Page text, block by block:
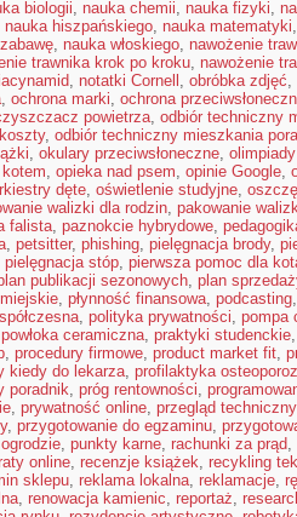
biologii, nauka chemii, nauka fizyki,
nauka hiszpańskiego, nauka matematyki
, nauka włoskiego, nawożenie
trawnika krok po kroku, nawożenie
, notatki Cornell , obróbka zdjęć,
, ochrona marki, ochrona
powietrza, odbiór techniczny
, odbiór techniczny mieszkania
, okulary przeciwsłoneczne,
, opieka nad psem, opinie Google,
dęte, oświetlenie studyjne,
walizki dla rodzin, pakowanie
falista, paznokcie hybrydowe,
, petsitter, phishing, pielęgnacja brody,
pielęgnacja stóp, pierwsza pomoc dla
publikacji sezonowych, plan
, płynność finansowa, podcasting
, polityka prywatności, pompa
powłoka ceramiczna, praktyki studenckie
, procedury firmowe, product market fit,
kiedy do lekarza, profilaktyka
poradnik, próg rentowności,
, prywatność online, przegląd techniczny
, przygotowanie do egzaminu,
, punkty karne, rachunki za prąd,
online, recenzje książek, recykling
sklepu, reklama lokalna, reklamacje,
, renowacja kamienic, reportaż,